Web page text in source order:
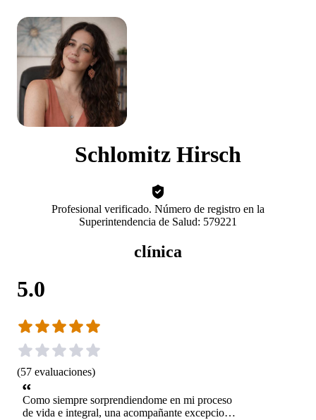
Schlomitz Hirsch
Profesional verificado. Número de registro en la
Superintendencia de Salud: 579221
clínica
5.0
(57 evaluaciones)
Como siempre sorprendiendome en mi proceso
de vida e integral, una acompañante excepcional